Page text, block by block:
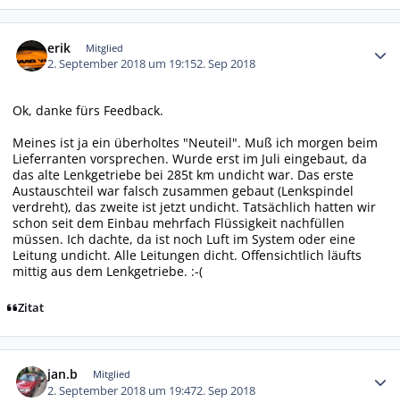
erik Mitglied
2. September 2018 um 19:152. Sep 2018
Ok, danke fürs Feedback.
Meines ist ja ein überholtes "Neuteil". Muß ich morgen beim
Lieferranten vorsprechen. Wurde erst im Juli eingebaut, da
das alte Lenkgetriebe bei 285t km undicht war. Das erste
Austauschteil war falsch zusammen gebaut (Lenkspindel
verdreht), das zweite ist jetzt undicht. Tatsächlich hatten wir
schon seit dem Einbau mehrfach Flüssigkeit nachfüllen
müssen. Ich dachte, da ist noch Luft im System oder eine
Leitung undicht. Alle Leitungen dicht. Offensichtlich läufts
mittig aus dem Lenkgetriebe. :-(
Zitat
jan.b Mitglied
2. September 2018 um 19:472. Sep 2018